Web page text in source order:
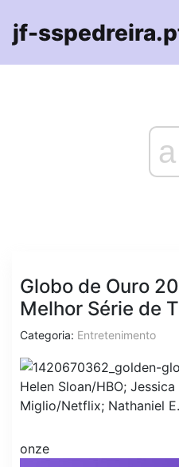
jf-
Globo de Ouro
Melhor Série de
Categoria: Entretenimento
Helen Sloan/HBO;
Miglio/Netflix; Nathaniel
onze